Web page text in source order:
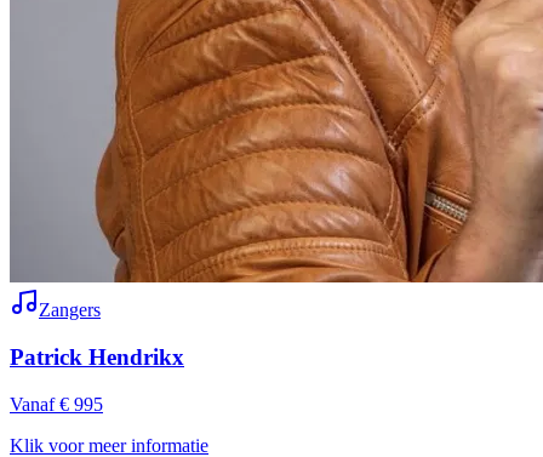
Zangers
Patrick Hendrikx
Vanaf € 995
Klik voor meer informatie